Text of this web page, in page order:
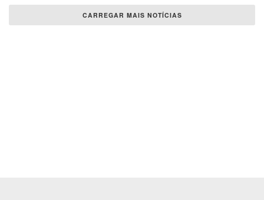
CARREGAR MAIS NOTÍCIAS